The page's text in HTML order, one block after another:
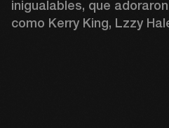
inigualables, que
como Kerry King, Lzzy